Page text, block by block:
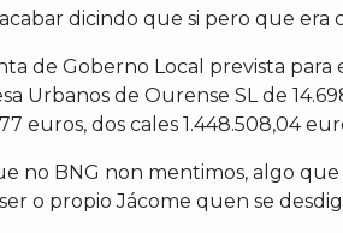
dicindo que si pero que
de Goberno Local prevista
Urbanos de Ourense SL de
euros, dos cales 1.448.508,04
no BNG non mentimos, algo
o propio Jácome quen se